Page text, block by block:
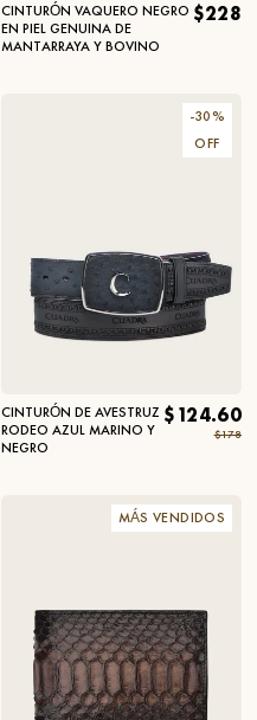
CINTURÓN VAQUERO NEGRO
EN PIEL GENUINA DE
MANTARRAYA Y BOVINO
$228
-30%
OFF
CINTURÓN DE AVESTRUZ
RODEO AZUL MARINO Y
NEGRO
$124.60
$178
MÁS VENDIDOS